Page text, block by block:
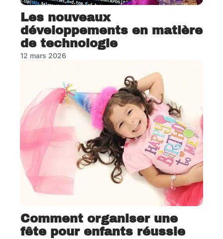
Les nouveaux
développements en matière
de technologie
12 mars 2026
Comment organiser une
fête pour enfants réussie